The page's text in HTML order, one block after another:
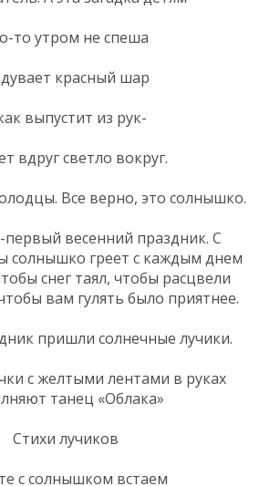
то утром не спеша
красный шар
выпустит из рук-
вдруг светло вокруг.
Все верно, это солнышко.
весенний праздник. С
солнышко греет с каждым днем
снег таял, чтобы расцвели
вам гулять было приятнее.
пришли солнечные лучики.
с желтыми лентами в руках
танец «Облака»
Стихи лучиков
с солнышком встаем